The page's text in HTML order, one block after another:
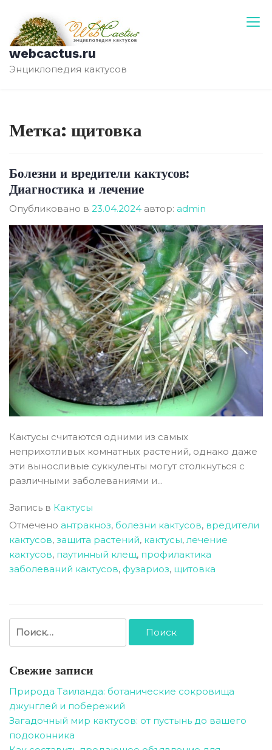
содержимому
webcactus.ru
Энциклопедия кактусов
Метка: щитовка
Болезни и вредители кактусов:
Диагностика и лечение
Опубликовано в 23.04.2024 автор: admin
Кактусы считаются одними из самых
неприхотливых комнатных растений, однако даже
эти выносливые суккуленты могут столкнуться с
различными заболеваниями и...
Запись в Кактусы
Отмечено антракноз, болезни кактусов, вредители
кактусов, защита растений, кактусы, лечение
кактусов, паутинный клещ, профилактика
заболеваний кактусов, фузариоз, щитовка
Свежие записи
Природа Таиланда: ботанические сокровища
джунглей и побережий
Загадочный мир кактусов: от пустынь до вашего
подоконника